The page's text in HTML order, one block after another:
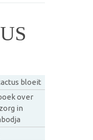
bloeit
over
in